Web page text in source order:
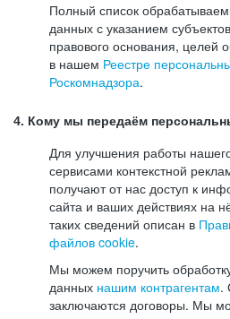
Полный список
данных с указанием
правового основания, целей
в нашем Реестре
Роскомнадзора.
4. Кому мы передаём
Для улучшения работы
сервисами контекстной
получают от нас доступ к
сайта и ваших действиях на
таких сведений описан в
файлов cookie.
Мы можем поручить
данных нашим контрагентам.
заключаются договоры. Мы